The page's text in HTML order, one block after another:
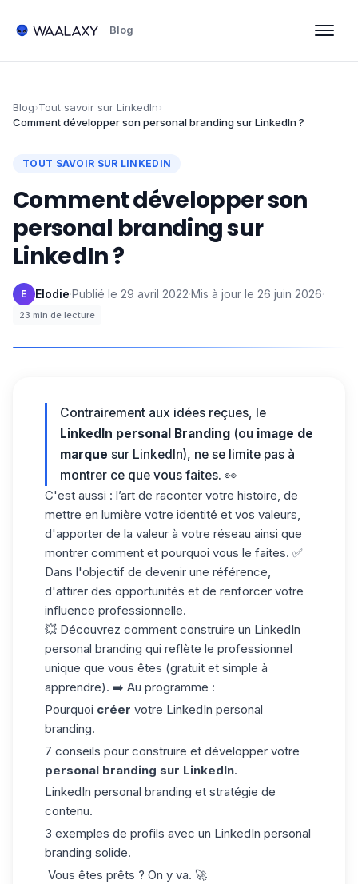
Blog
Blog›Tout savoir sur LinkedIn›
Comment développer son personal branding sur LinkedIn ?
TOUT SAVOIR SUR LINKEDIN
Comment développer son
personal branding sur
LinkedIn ?
E Elodie·Publié le 29 avril 2022·Mis à jour le 26 juin 2026·
23 min de lecture
Contrairement aux idées reçues, le
LinkedIn personal Branding (ou image de
marque sur LinkedIn), ne se limite pas à
montrer ce que vous faites. 👀
C'est aussi : l’art de raconter votre histoire, de
mettre en lumière votre identité et vos valeurs,
d'apporter de la valeur à votre réseau ainsi que
montrer comment et pourquoi vous le faites. ✅
Dans l'objectif de devenir une référence,
d'attirer des opportunités et de renforcer votre
influence professionnelle.
💥 Découvrez comment construire un LinkedIn
personal branding qui reflète le professionnel
unique que vous êtes (gratuit et simple à
apprendre). ➡️ Au programme :
Pourquoi créer votre LinkedIn personal
branding.
7 conseils pour construire et développer votre
personal branding sur LinkedIn.
LinkedIn personal branding et stratégie de
contenu.
3 exemples de profils avec un LinkedIn personal
branding solide.
Vous êtes prêts ? On y va. 🚀